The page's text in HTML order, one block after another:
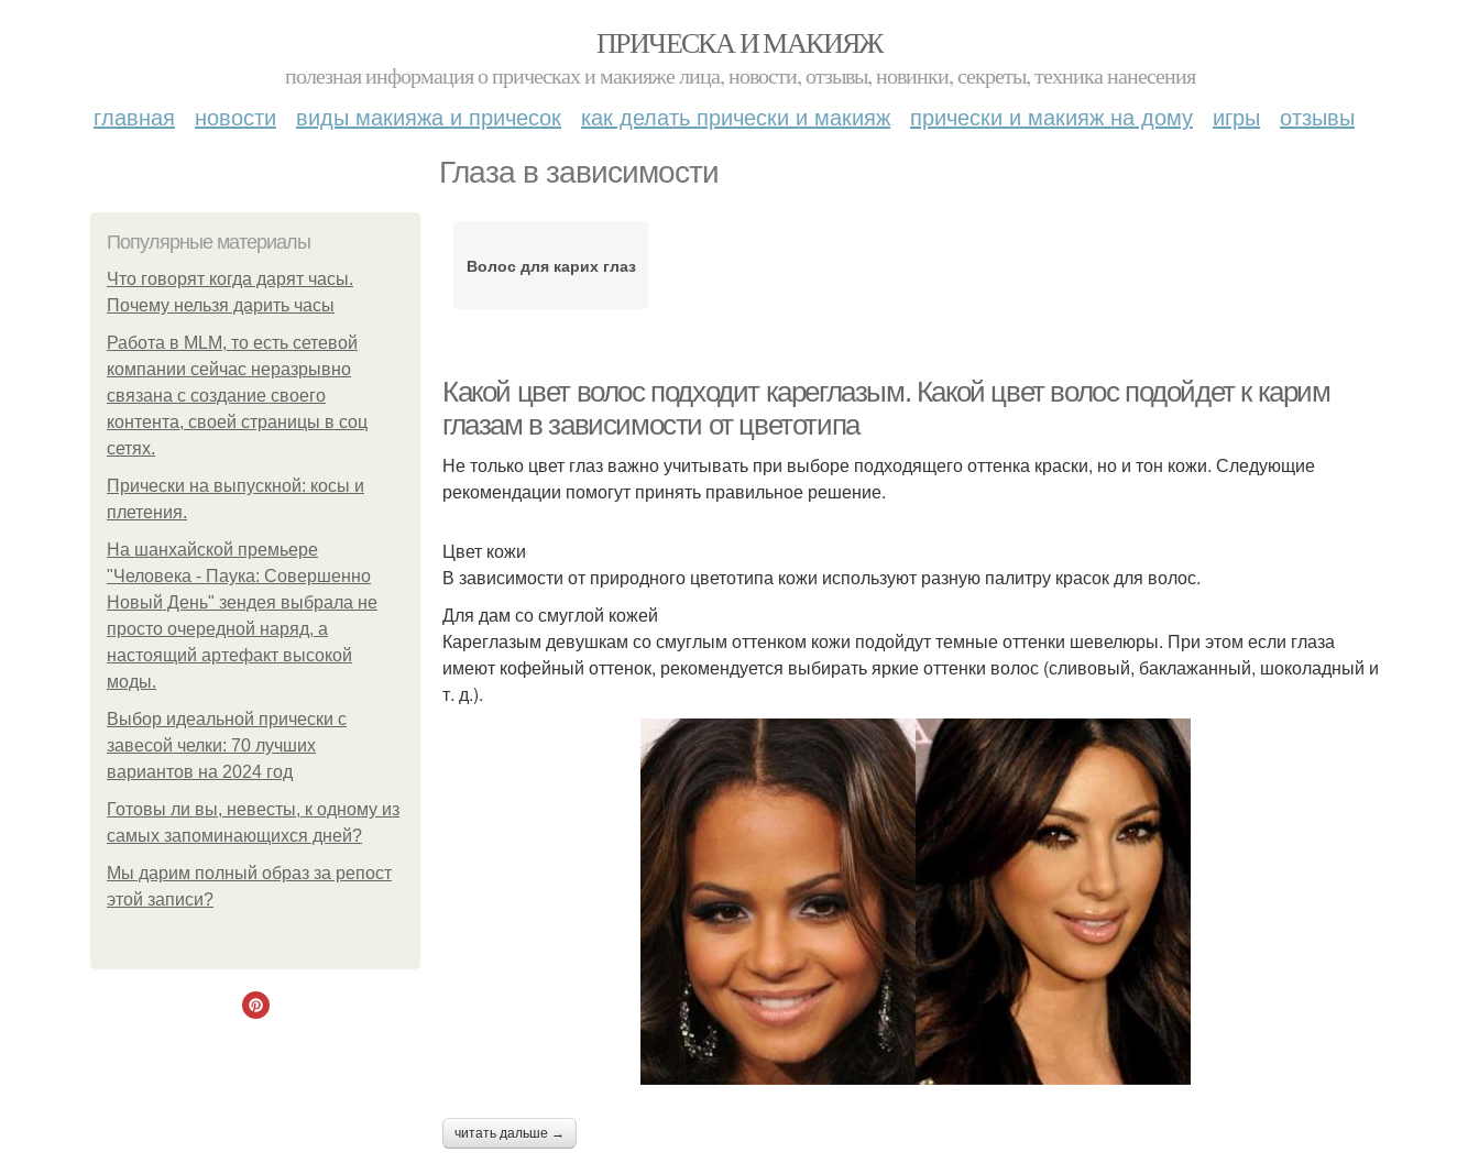
ПРИЧЕСКА И МАКИЯЖ
полезная информация о прическах и макияже лица, новости, отзывы, новинки, секреты, техника нанесения
главная новости виды макияжа и причесок как делать прически и макияж прически и макияж на дому игры отзывы
Глаза в зависимости
Популярные материалы
Что говорят когда дарят часы.
Почему нельзя дарить часы
Работа в MLM, то есть сетевой
компании сейчас неразрывно
связана с создание своего
контента, своей страницы в соц
сетях.
Прически на выпускной: косы и
плетения.
На шанхайской премьере
"Человека - Паука: Совершенно
Новый День" зендея выбрала не
просто очередной наряд, а
настоящий артефакт высокой
моды.
Выбор идеальной прически с
завесой челки: 70 лучших
вариантов на 2024 год
Готовы ли вы, невесты, к одному из
самых запоминающихся дней?
Мы дарим полный образ за репост
этой записи?
Волос для карих глаз
Какой цвет волос подходит кареглазым. Какой цвет волос подойдет к карим
глазам в зависимости от цветотипа
Не только цвет глаз важно учитывать при выборе подходящего оттенка краски, но и тон кожи. Следующие
рекомендации помогут принять правильное решение.
Цвет кожи
В зависимости от природного цветотипа кожи используют разную палитру красок для волос.
Для дам со смуглой кожей
Кареглазым девушкам со смуглым оттенком кожи подойдут темные оттенки шевелюры. При этом если глаза
имеют кофейный оттенок, рекомендуется выбирать яркие оттенки волос (сливовый, баклажанный, шоколадный и
т. д.).
читать дальше →